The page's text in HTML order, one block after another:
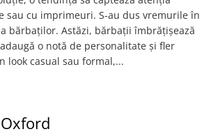
cu imprimeuri. S-au dus vremurile în
bărbaților. Astăzi, bărbații îmbrățișează
o notă de personalitate și fler
casual sau formal,...